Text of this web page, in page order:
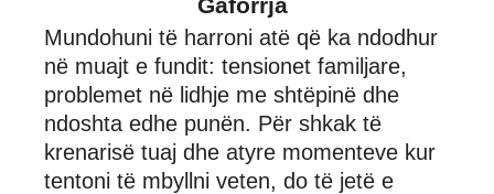
Mundohuni të harroni atë që ka ndodhur
në muajt e fundit: tensionet familjare,
problemet në lidhje me shtëpinë dhe
ndoshta edhe punën. Për shkak të
krenarisë tuaj dhe atyre momenteve kur
tentoni të mbyllni veten, do të jetë e